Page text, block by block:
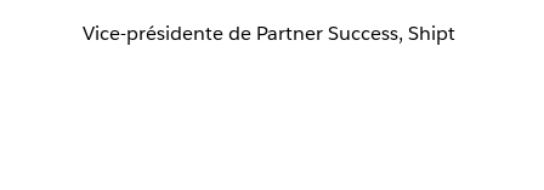
Vice-présidente de Partner Success, Shipt